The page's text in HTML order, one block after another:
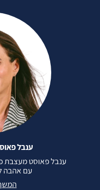
ענבל
ענבל פאוסט מעצבת
עם אהבה